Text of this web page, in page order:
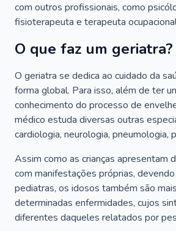
com outros profissionais, como
fisioterapeuta e terapeuta
O que faz um geriatra?
O geriatra se dedica ao cuidado da
forma global. Para isso, além de ter
conhecimento do processo de
médico estuda diversas outras
cardiologia, neurologia, pneumologia,
Assim como as crianças apresentam
com manifestações próprias,
pediatras, os idosos também são
determinadas enfermidades, cujos
diferentes daqueles relatados por